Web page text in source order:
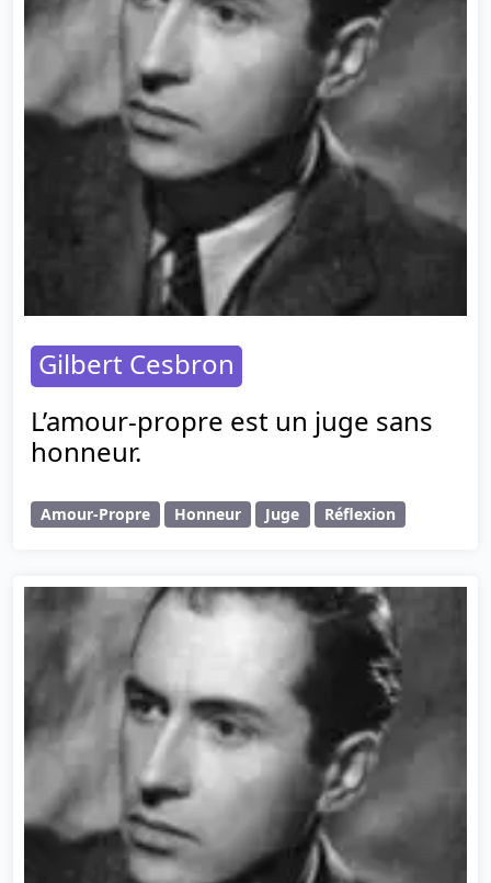
Gilbert Cesbron
L’amour-propre est un juge sans
honneur.
Amour-Propre Honneur Juge Réflexion